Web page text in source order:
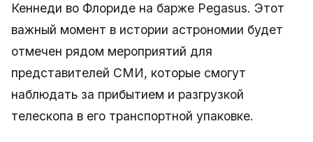
Кеннеди во Флориде на барже Pegasus. Этот
важный момент в истории астрономии будет
отмечен рядом мероприятий для
представителей СМИ, которые смогут
наблюдать за прибытием и разгрузкой
телескопа в его транспортной упаковке.